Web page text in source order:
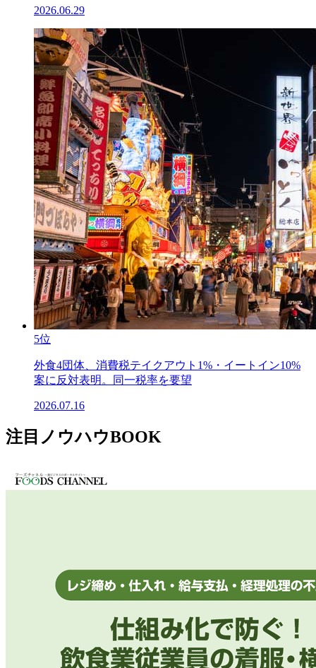
2026.06.29
5位
外食4団体、消費税テイクアウト1%・イートイン10%
案に反対表明。同一税率を要望
2026.07.16
注目ノウハウBOOK